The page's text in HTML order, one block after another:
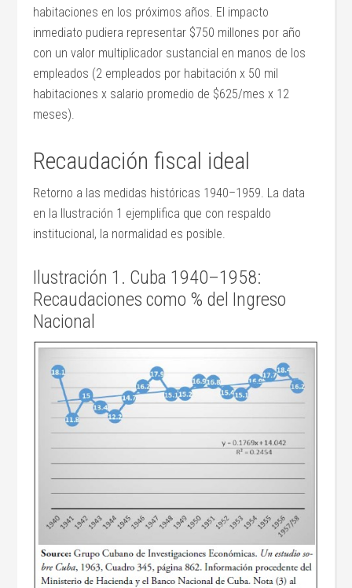
habitaciones en los próximos años. El impacto
inmediato pudiera representar $750 millones por año
con un valor multiplicador sustancial en manos de los
empleados (2 empleados por habitación x 50 mil
habitaciones x salario promedio de $625/mes x 12
meses).
Recaudación fiscal ideal
Retorno a las medidas históricas 1940–1959. La data
en la Ilustración 1 ejemplifica que con respaldo
institucional, la normalidad es posible.
Ilustración 1. Cuba 1940–1958:
Recaudaciones como % del Ingreso
Nacional